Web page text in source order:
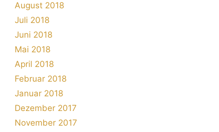
August 2018
Juli 2018
Juni 2018
Mai 2018
April 2018
Februar 2018
Januar 2018
Dezember 2017
November 2017